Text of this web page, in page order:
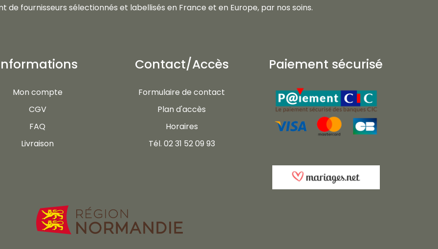
de fournisseurs sélectionnés et labellisés en France et en Europe, par nos soins.
Mon compte
CGV
FAQ
Livraison
Contact/Accès
Formulaire de contact
Plan d'accès
Horaires
Tél. 02 31 52 09 93
Paiement sécurisé